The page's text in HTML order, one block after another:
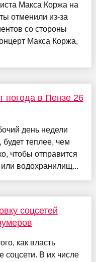
Макса Коржа на
отменили из-за
со стороны
Макса Коржа,
погода в Пензе 26
день недели
будет теплее, чем
чтобы отправится
или водохранилищ...
соцсетей
как власть
соцсети. В их числе